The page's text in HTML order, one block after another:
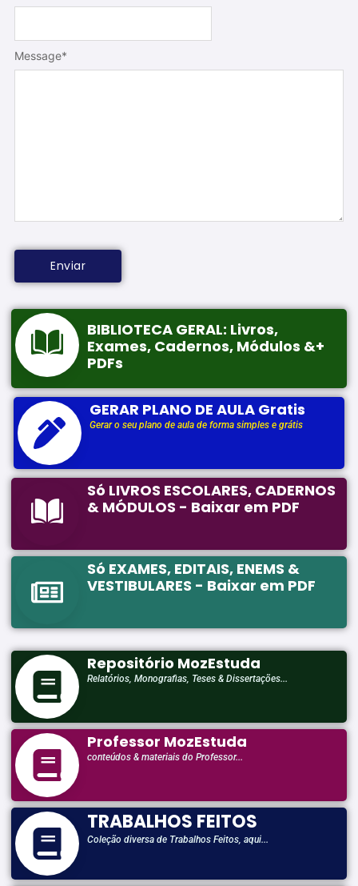
Message*
BIBLIOTECA GERAL: Livros,
Exames, Cadernos, Módulos &+
PDFs
GERAR PLANO DE AULA Gratis
Gerar o seu plano de aula de forma simples e grátis
Só LIVROS ESCOLARES, CADERNOS
& MÓDULOS - Baixar em PDF
Só EXAMES, EDITAIS, ENEMS &
VESTIBULARES - Baixar em PDF
Repositório MozEstuda
Relatórios, Monografias, Teses & Dissertações...
Professor MozEstuda
conteúdos & materiais do Professor...
TRABALHOS FEITOS
Coleção diversa de Trabalhos Feitos, aqui...